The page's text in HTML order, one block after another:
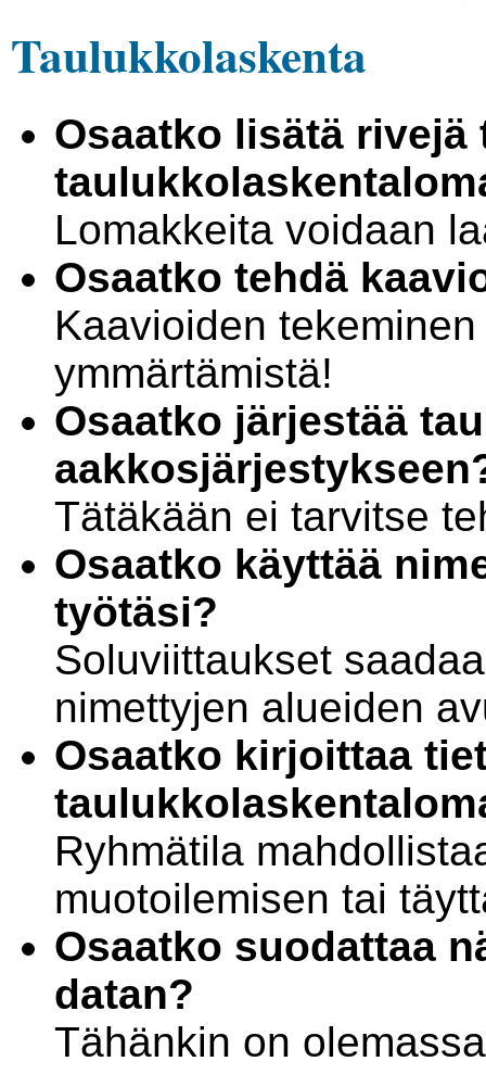
Taulukkolaskenta
Osaatko lisätä rivejä
Lomakkeita voidaan
Osaatko tehdä
Kaavioiden
ymmärtämistä!
Osaatko järjestää
Tätäkään ei tarvitse
Osaatko käyttää
työtäsi?
Soluviittaukset
nimettyjen alueiden
Osaatko kirjoittaa
Ryhmätila
muotoilemisen tai
Osaatko suodattaa
datan?
Tähänkin on